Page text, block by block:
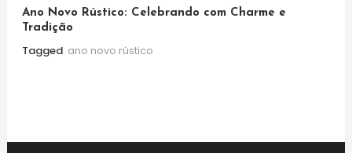
Ano Novo Rústico: Celebrando com Charme e
Tradição
Tagged ano novo rústico